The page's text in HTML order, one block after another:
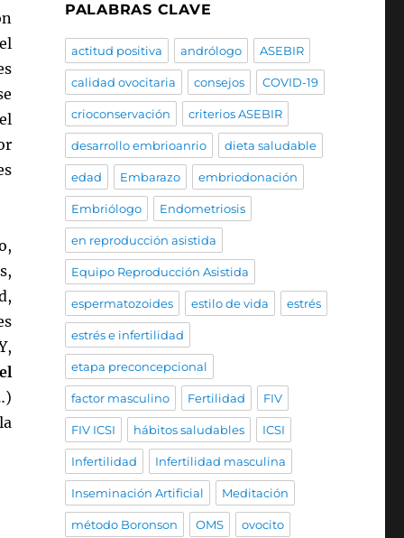
PALABRAS CLAVE
actitud positiva andrólogo ASEBIR
calidad ovocitaria consejos COVID-19
crioconservación criterios ASEBIR
desarrollo embrioanrio dieta saludable
edad Embarazo embriodonación
Embriólogo Endometriosis
en reproducción asistida
Equipo Reproducción Asistida
espermatozoides estilo de vida estrés
estrés e infertilidad
etapa preconcepcional
factor masculino Fertilidad FIV
FIV ICSI hábitos saludables ICSI
Infertilidad Infertilidad masculina
Inseminación Artificial Meditación
método Boronson OMS ovocito